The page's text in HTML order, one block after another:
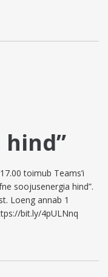
toimub Teams’i
soojusenergia hind”.
Loeng annab 1
bit.ly/4pULNnq